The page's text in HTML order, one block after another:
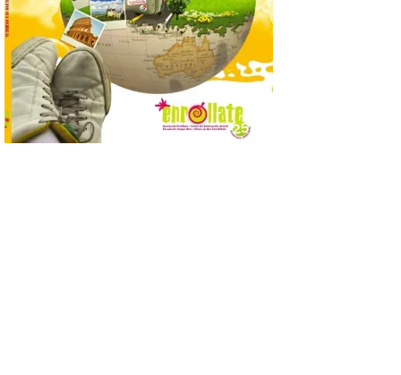
Se trata de un visor web
que permite conocer la
posición exacta del Sol y
así localizar el lugar ideal
para observar el eclipse
solar del 12 de agosto de 2026 sin
obstáculos. El visor es una herramienta a
la […]